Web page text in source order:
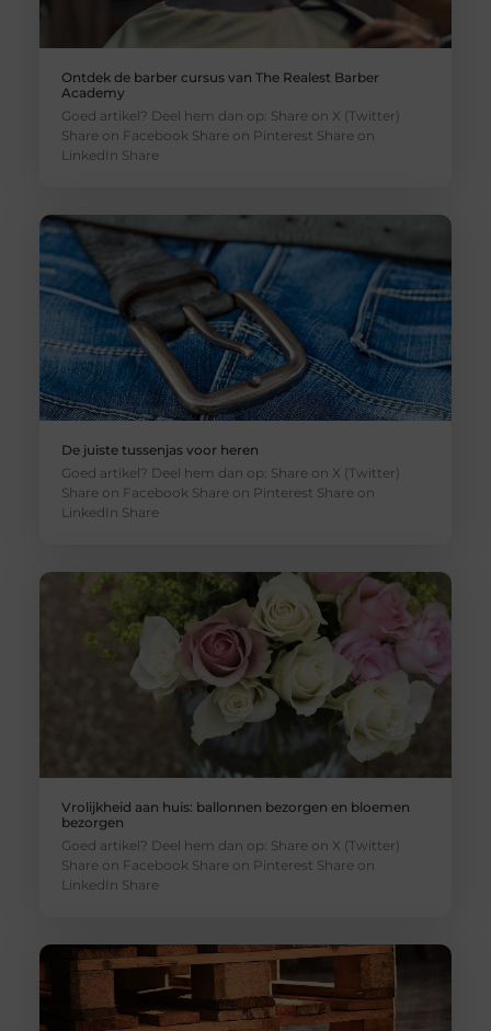
Ontdek de barber cursus van The Realest Barber
Academy
Goed artikel? Deel hem dan op: Share on X (Twitter)
Share on Facebook Share on Pinterest Share on
LinkedIn Share
De juiste tussenjas voor heren
Goed artikel? Deel hem dan op: Share on X (Twitter)
Share on Facebook Share on Pinterest Share on
LinkedIn Share
Vrolijkheid aan huis: ballonnen bezorgen en bloemen
bezorgen
Goed artikel? Deel hem dan op: Share on X (Twitter)
Share on Facebook Share on Pinterest Share on
LinkedIn Share